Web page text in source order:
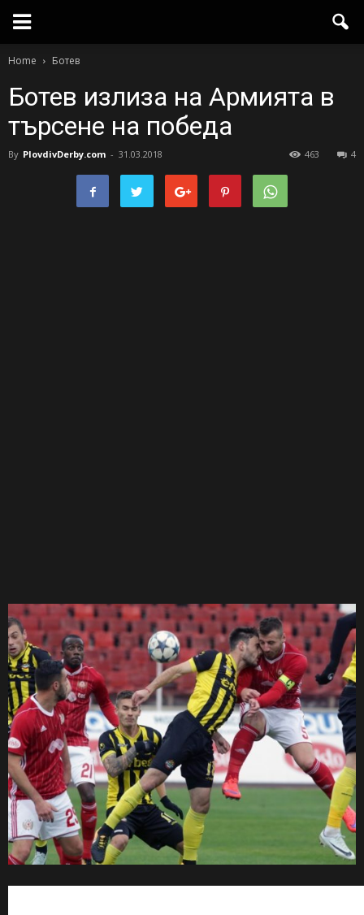
Home Ботев
Ботев излиза на Армията в
търсене на победа
By PlovdivDerby.com - 31.03.2018 4
463